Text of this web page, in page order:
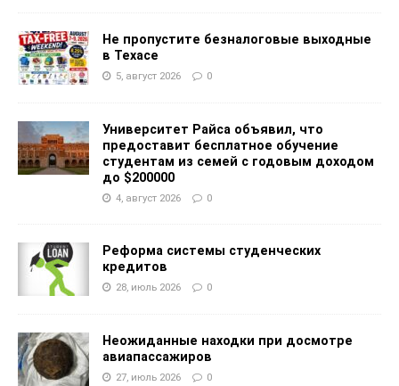
Не пропустите безналоговые выходные
в Техасе
5, август 2026 0
Университет Райса объявил, что
предоставит бесплатное обучение
студентам из семей с годовым доходом
до $200000
4, август 2026 0
Реформа системы студенческих
кредитов
28, июль 2026 0
Неожиданные находки при досмотре
авиапассажиров
27, июль 2026 0